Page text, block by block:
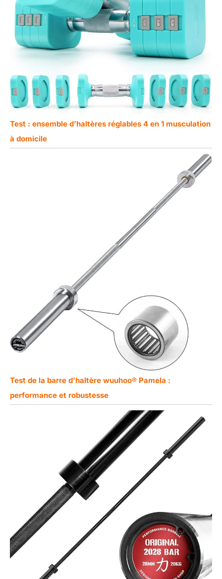
Test : ensemble d’haltères réglables 4 en 1 musculation
à domicile
Test de la barre d’haltère wuuhoo® Pamela :
performance et robustesse